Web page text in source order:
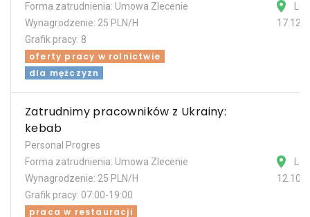
Forma zatrudnienia: Umowa Zlecenie
Wynagrodzenie: 25 PLN/H
Grafik pracy: 8
oferty pracy w rolnictwie
dla mężczyzn
Zatrudnimy pracowników z Ukrainy:
kebab
Personal Progres
Forma zatrudnienia: Umowa Zlecenie
Wynagrodzenie: 25 PLN/H
Grafik pracy: 07:00-19:00
praca w restauracji